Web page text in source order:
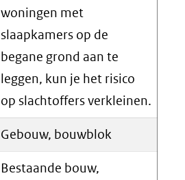
woningen met
slaapkamers op de
begane grond aan te
leggen, kun je het risico
op slachtoffers verkleinen.
Gebouw, bouwblok
Bestaande bouw,